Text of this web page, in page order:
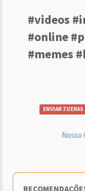
#videos
#online
#memes
ENVIAR ZUERAS
Nosso